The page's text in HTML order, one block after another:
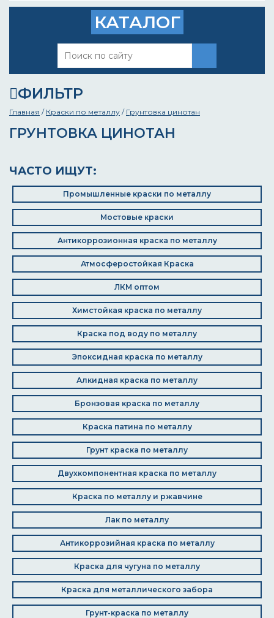
КАТАЛОГ
ФИЛЬТР
Главная / Краски по металлу / Грунтовка цинотан
ГРУНТОВКА ЦИНОТАН
ЧАСТО ИЩУТ:
Промышленные краски по металлу
Мостовые краски
Антикоррозионная краска по металлу
Атмосферостойкая Краска
ЛКМ оптом
Химстойкая краска по металлу
Краска под воду по металлу
Эпоксидная краска по металлу
Алкидная краска по металлу
Бронзовая краска по металлу
Краска патина по металлу
Грунт краска по металлу
Двухкомпонентная краска по металлу
Краска по металлу и ржавчине
Лак по металлу
Антикоррозийная краска по металлу
Краска для чугуна по металлу
Краска для металлического забора
Грунт-краска по металлу